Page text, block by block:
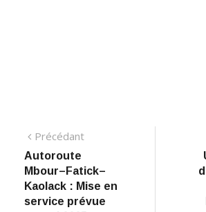
Navigation
de
l’article
PrécédantPrécédant:
Autoroute
Mbour–Fatick–
Kaolack : Mise en
service prévue